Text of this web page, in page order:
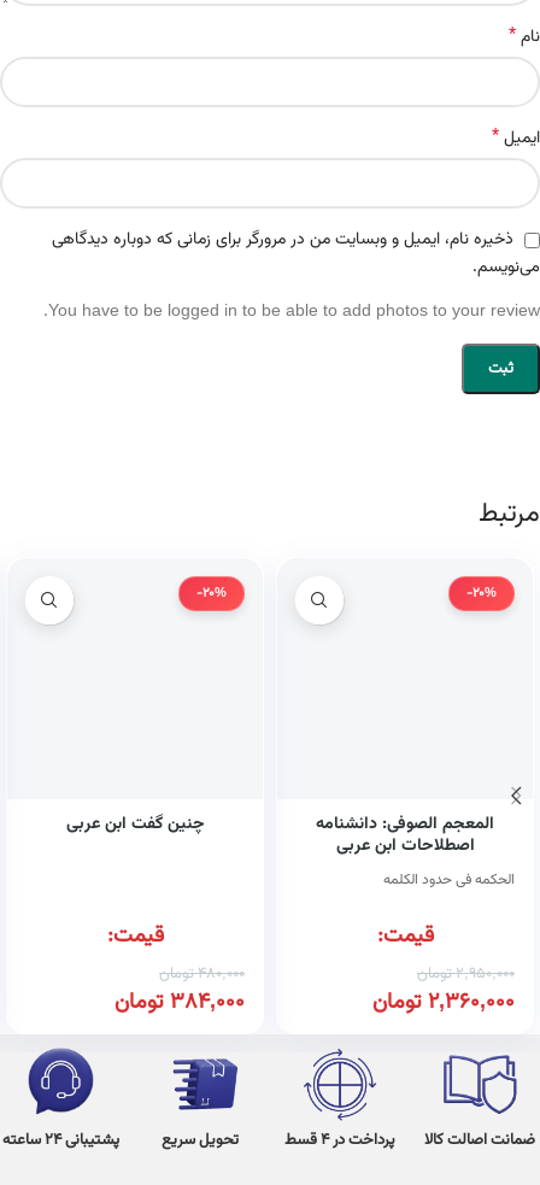
نام*
ایمیل*
ذخیره نام، ایمیل و وبسایت من در مرورگر برای زمانی که دوباره دیدگاهی
می‌نویسم.
You have to be logged in to be able to add photos to your review.
مرتبط
-20%
المعجم الصوفی: دانشنامه
اصطلاحات ابن عربی
الحکمه فی حدود الکلمه
قیمت:
2,950,000تومان
2,360,000تومان
-20%
چنین گفت ابن عربی
قیمت:
480,000تومان
384,000تومان
ضمانت اصالت کالا پرداخت در 4 قسط تحویل سریع پشتیبانی 24 ساعته